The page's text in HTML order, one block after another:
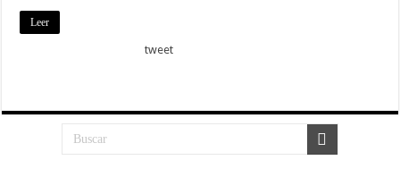
Leer
tweet